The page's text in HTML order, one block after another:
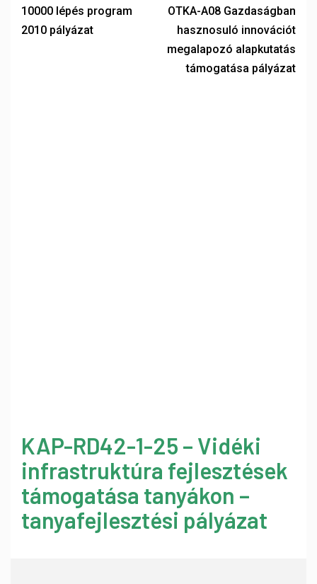
10000 lépés program
2010 pályázat
OTKA-A08 Gazdaságban
hasznosuló innovációt
megalapozó alapkutatás
támogatása pályázat
KAP-RD42-1-25 – Vidéki
infrastruktúra fejlesztések
támogatása tanyákon –
tanyafejlesztési pályázat